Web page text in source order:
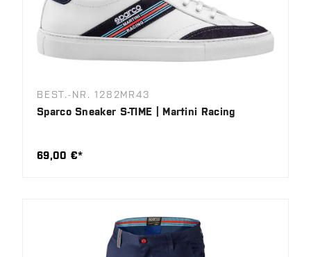
BEST.-NR. 1282MR43
Sparco Sneaker S-TIME | Martini Racing
69,00 €*